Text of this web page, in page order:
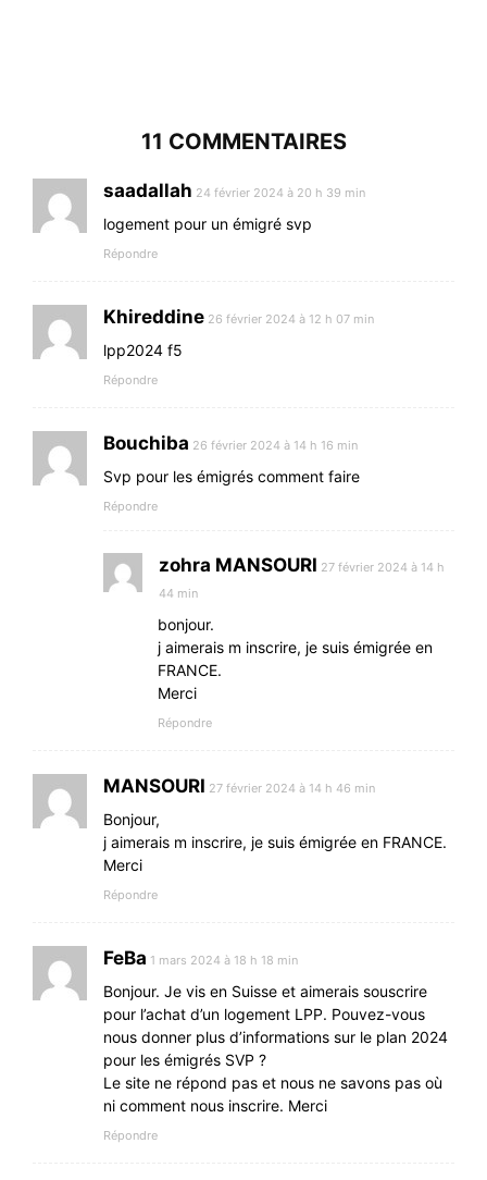
11 COMMENTAIRES
saadallah 24 février 2024 à 20 h 39 min
logement pour un émigré svp
Répondre
Khireddine 26 février 2024 à 12 h 07 min
lpp2024 f5
Répondre
Bouchiba 26 février 2024 à 14 h 16 min
Svp pour les émigrés comment faire
Répondre
zohra MANSOURI 27 février 2024 à 14 h
44 min
bonjour.
j aimerais m inscrire, je suis émigrée en
FRANCE.
Merci
Répondre
MANSOURI 27 février 2024 à 14 h 46 min
Bonjour,
j aimerais m inscrire, je suis émigrée en FRANCE.
Merci
Répondre
FeBa 1 mars 2024 à 18 h 18 min
Bonjour. Je vis en Suisse et aimerais souscrire
pour l’achat d’un logement LPP. Pouvez-vous
nous donner plus d’informations sur le plan 2024
pour les émigrés SVP ?
Le site ne répond pas et nous ne savons pas où
ni comment nous inscrire. Merci
Répondre